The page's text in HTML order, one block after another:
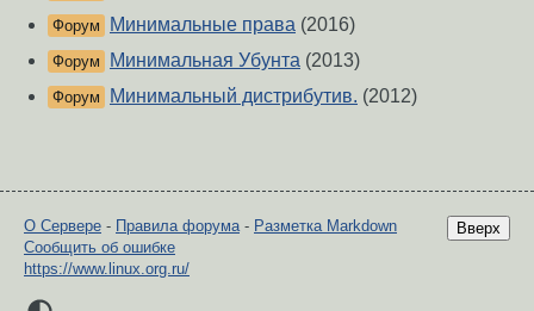
Форум Минимальные права (2016)
Форум Минимальная Убунта (2013)
Форум Минимальный дистрибутив. (2012)
Вверх
О Сервере - Правила форума - Разметка Markdown
Сообщить об ошибке
https://www.linux.org.ru/